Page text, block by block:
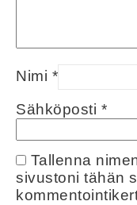
Nimi *
Sähköposti *
Tallenna
sivustoni tähän